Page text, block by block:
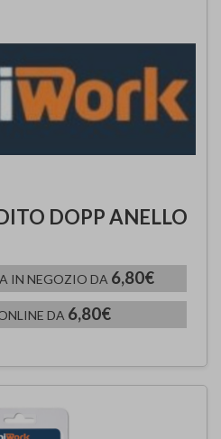
DOPP ANELLO
IN NEGOZIO DA 6,80€
DA 6,80€